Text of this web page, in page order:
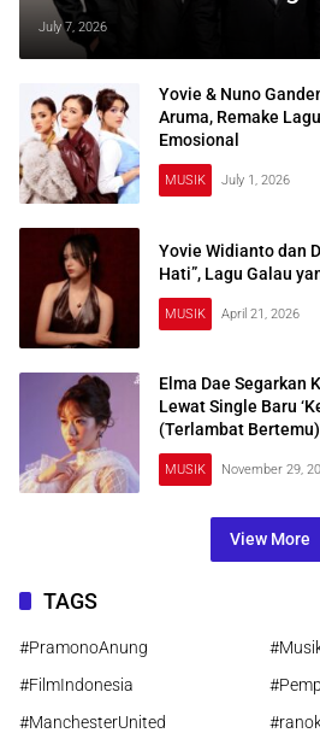
Terlupakan
July 7, 2026
Yovie & Nuno
Aruma, Remake
Emosional
MUSIK July 1, 2026
Yovie Widianto dan
Hati”, Lagu Galau
MUSIK April 21, 2026
Elma Dae Segarkan
Lewat Single Baru
(Terlambat
MUSIK November 29,
View More
TAGS
#PramonoAnung
#FilmIndonesia
#ManchesterUnited